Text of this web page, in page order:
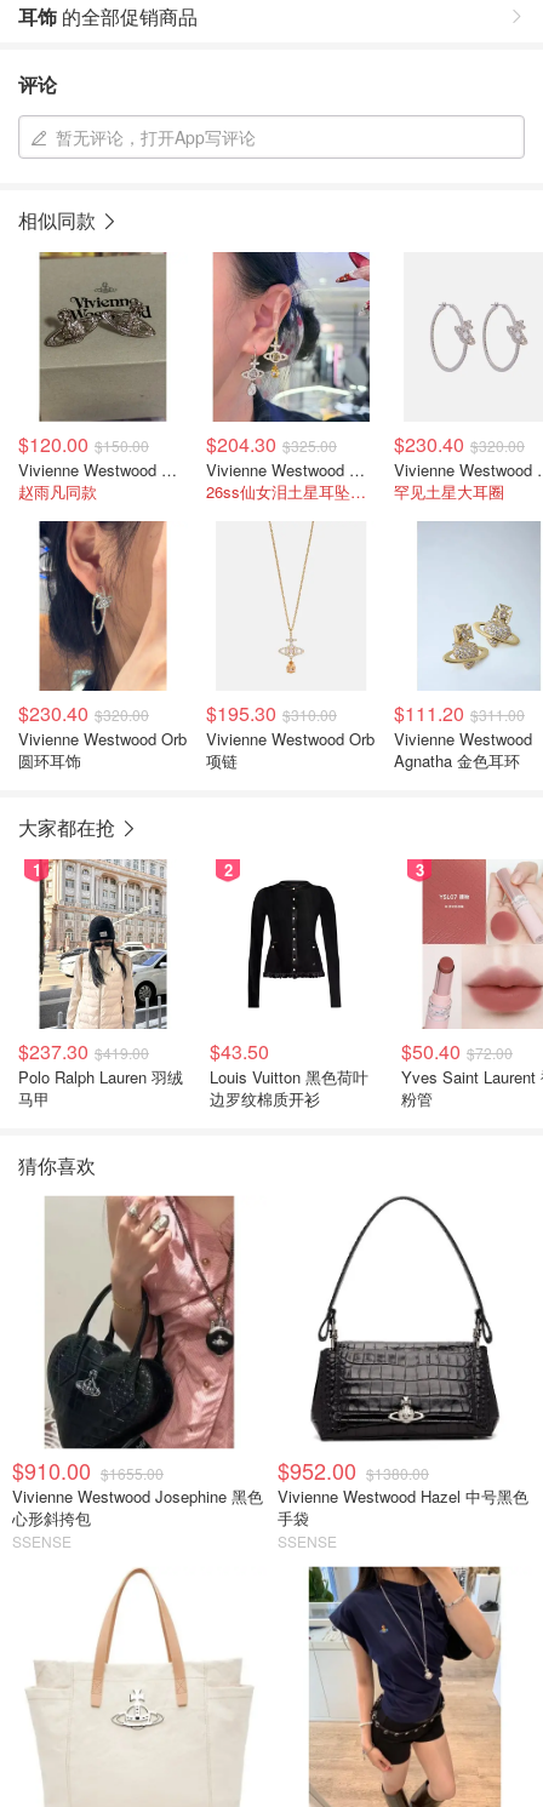
耳饰 的全部促销商品
评论
暂无评论，打开App写评论
相似同款
$120.00 $150.00
Vivienne Westwood 土星耳环
赵雨凡同款
$204.30 $325.00
Vivienne Westwood Olympia 镶饰耳环
26ss仙女泪土星耳坠！绝美！
$230.40 $320.00
罕见土星大耳圈
$230.40 $320.00
Vivienne Westwood Orb
圆环耳饰
$195.30 $310.00
Vivienne Westwood Orb
项链
$111.20 $311.00
Vivienne Westwood
Agnatha 金色耳环
大家都在抢
1
$237.30 $419.00
Polo Ralph Lauren 羽绒
马甲
2
$43.50
Louis Vuitton 黑色荷叶
边罗纹棉质开衫
3
$50.40 $72.00
Yves Saint Laurent
粉管
猜你喜欢
$910.00 $1655.00
Vivienne Westwood Josephine 黑色
心形斜挎包
SSENSE
$952.00 $1380.00
Vivienne Westwood Hazel 中号黑色
手袋
SSENSE